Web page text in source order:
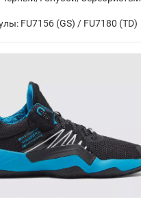
FU7156 (GS) / FU7180 (TD)